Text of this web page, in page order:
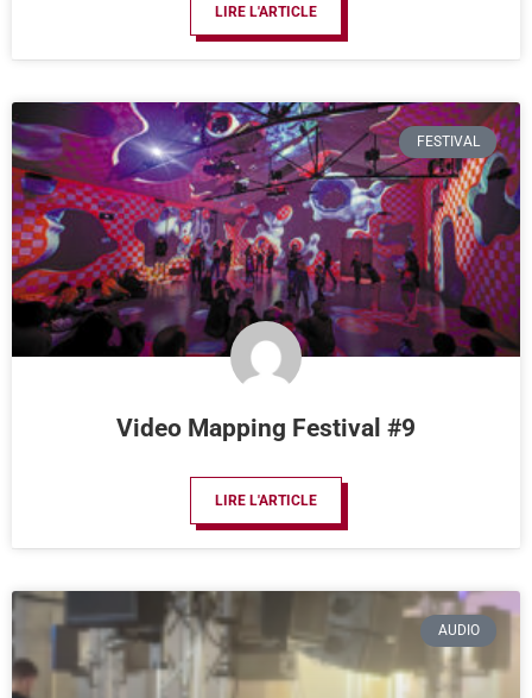
LIRE L'ARTICLE
FESTIVAL
Video Mapping Festival #9
LIRE L'ARTICLE
AUDIO